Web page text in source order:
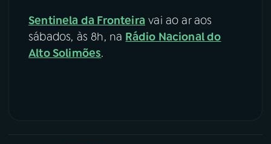
Sentinela da Fronteira vai ao ar aos
sábados, às 8h, na Rádio Nacional do
Alto Solimões.